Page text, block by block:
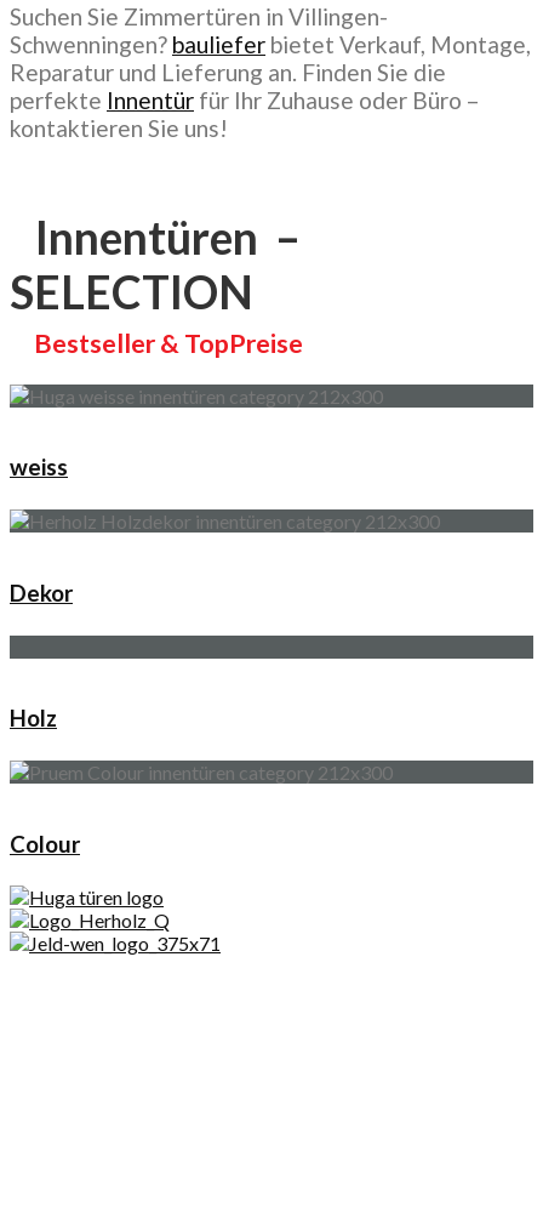
Suchen Sie Zimmertüren in Villingen-
Schwenningen? bauliefer bietet Verkauf, Montage,
Reparatur und Lieferung an. Finden Sie die
perfekte Innentür für Ihr Zuhause oder Büro –
kontaktieren Sie uns!
Innentüren –
SELECTION
Bestseller & TopPreise
weiss
Dekor
Holz
Colour